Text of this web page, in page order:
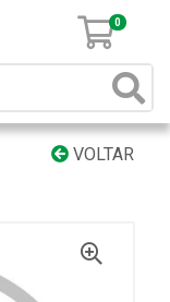
0
VOLTAR